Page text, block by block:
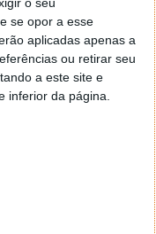
se opor a esse
aplicadas apenas a
ou retirar seu
a este site e
inferior da página.
Autor:Pedro Pinto